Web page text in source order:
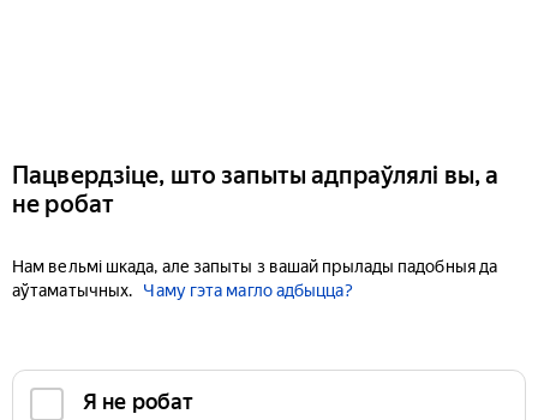
Пацвердзіце, што запыты адпраўлялі вы, а
не робат
Нам вельмі шкада, але запыты з вашай прылады падобныя да
аўтаматычных.
Чаму гэта магло адбыцца?
Я не робат